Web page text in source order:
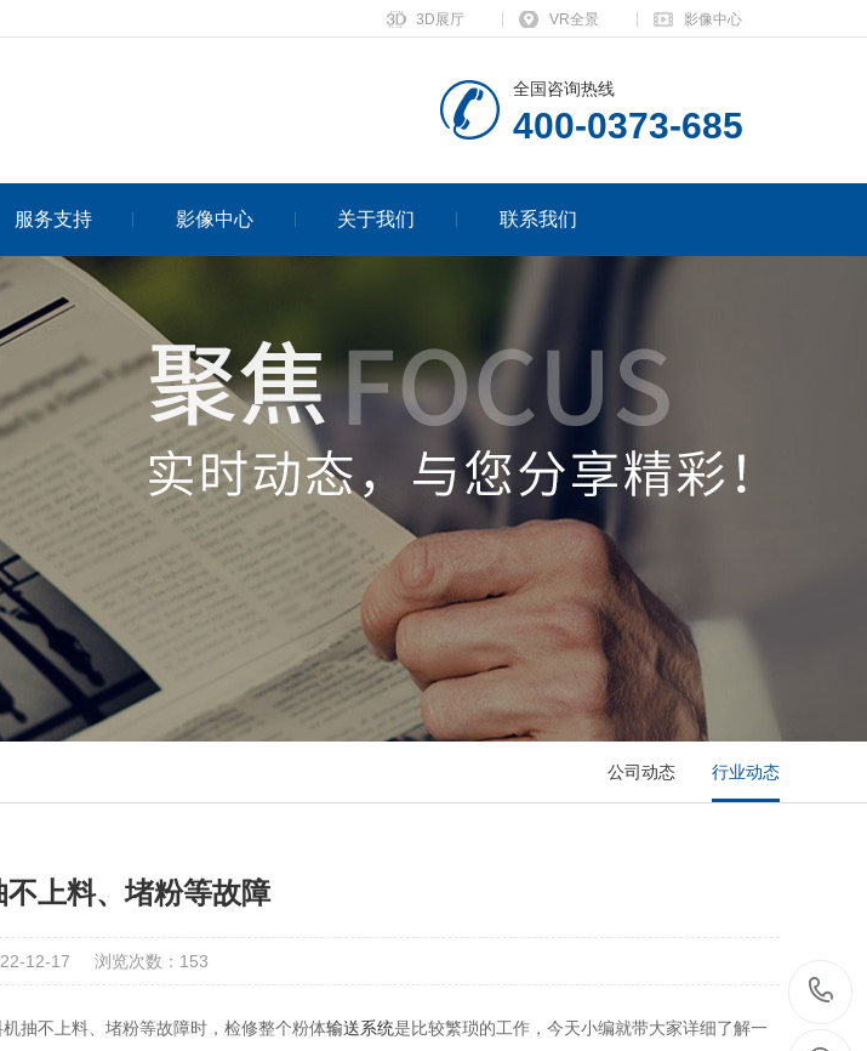
3D展厅 VR全景 影像中心
全国咨询热线
400-0373-685
服务支持 影像中心 关于我们 联系我们
公司动态 行业动态
上料、堵粉等故障
12-17 浏览次数：153
抽不上料、堵粉等故障时，检修整个粉体输送系统是比较繁琐的工作，今天小编就带大家详细了解一